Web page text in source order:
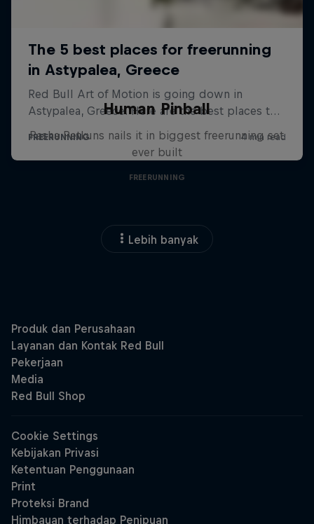
Human Pinball
Pasha Petkuns nails it in biggest freerunning set
ever built
FREERUNNING
Lebih banyak